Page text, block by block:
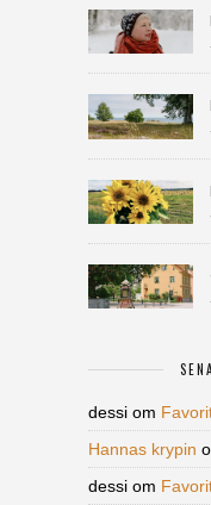
dessi om
Hannas krypin
dessi om